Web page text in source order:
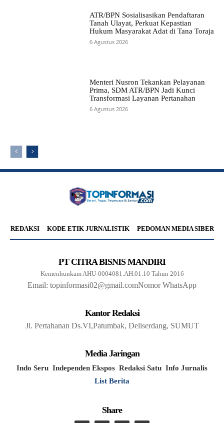
ATR/BPN Sosialisasikan Pendaftaran
Tanah Ulayat, Perkuat Kepastian
Hukum Masyarakat Adat di Tana Toraja
6 Agustus 2026
Menteri Nusron Tekankan Pelayanan
Prima, SDM ATR/BPN Jadi Kunci
Transformasi Layanan Pertanahan
6 Agustus 2026
REDAKSI KODE ETIK JURNALISTIK PEDOMAN MEDIA SIBER
PT CITRA BISNIS MANDIRI
Kemenhunkam AHU-0004081.AH.01.10 Tahun 2016
Email: topinformasi02@gmail.comNomor WhatsApp
Kantor Redaksi
Jl. Pertahanan Ds.VI,Patumbak, Deliserdang, SUMUT
Media Jaringan
Indo Seru Independen Ekspos Redaksi Satu Info Jurnalis
List Berita
Share